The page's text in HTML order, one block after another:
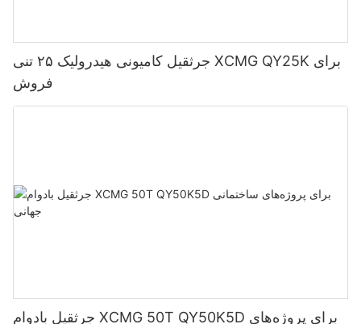
جرثقیل کامیونی هیدرولیک ۲۵ تنی XCMG QY25K برای
فروش
جرثقیل بادوام XCMG 50T QY50K5D برای پروژه‌های